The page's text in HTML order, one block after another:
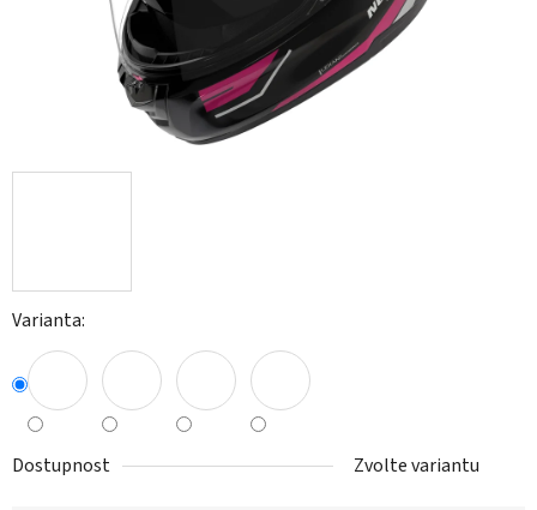
Varianta:
Dostupnost Zvolte variantu